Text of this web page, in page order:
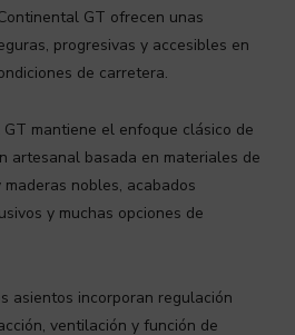
GT ofrecen unas
progresivas y accesibles en
de carretera.
mantiene el enfoque clásico de
artesanal basada en materiales de
nobles, acabados
y muchas opciones de
asientos incorporan regulación
ventilación y función de